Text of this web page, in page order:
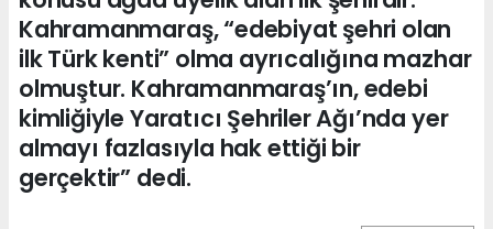
Kahramanmaraş, “edebiyat şehri olan
ilk Türk kenti” olma ayrıcalığına mazhar
olmuştur. Kahramanmaraş’ın, edebi
kimliğiyle Yaratıcı Şehriler Ağı’nda yer
almayı fazlasıyla hak ettiği bir
gerçektir” dedi.